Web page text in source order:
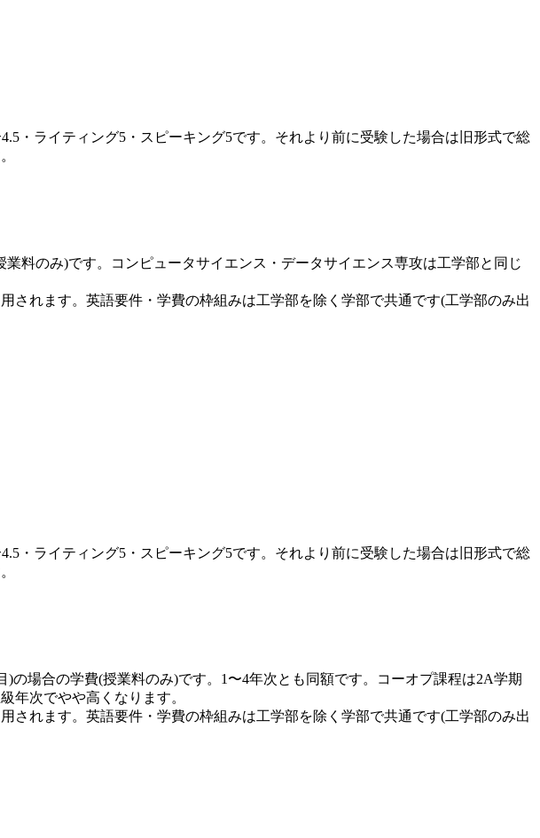
・ライティング5・スピーキング5です。それより前に受験した場合は旧形式で総
料のみ)です。コンピュータサイエンス・データサイエンス専攻は工学部と同じ
されます。英語要件・学費の枠組みは工学部を除く学部で共通です(工学部のみ出
・ライティング5・スピーキング5です。それより前に受験した場合は旧形式で総
の場合の学費(授業料のみ)です。1〜4年次とも同額です。コーオプ課程は2A学期
年次でやや高くなります。
されます。英語要件・学費の枠組みは工学部を除く学部で共通です(工学部のみ出